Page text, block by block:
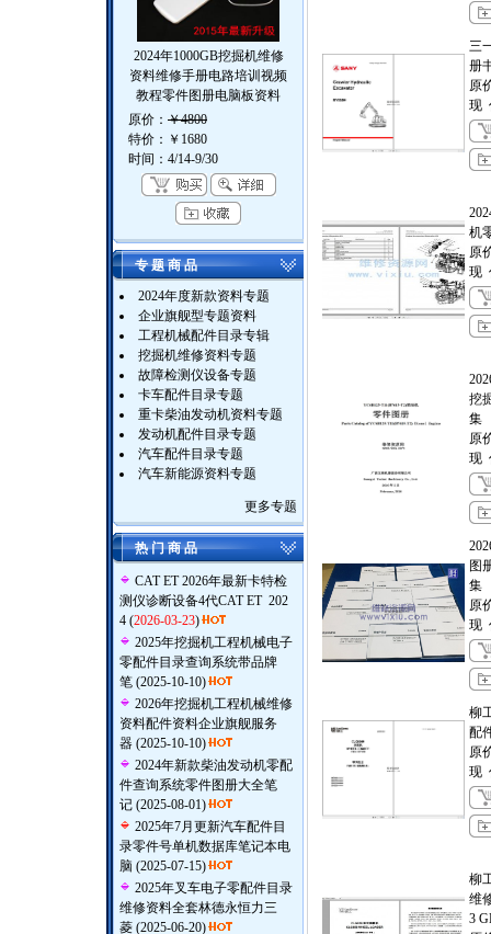
2024年1000GB挖掘机维修
资料维修手册电路培训视频
教程零件图册电脑板资料
原价： ￥4800
特价： ￥1680
时间：4/14-9/30
专 题 商 品
2024年度新款资料专题
企业旗舰型专题资料
工程机械配件目录专辑
挖掘机维修资料专题
故障检测仪设备专题
卡车配件目录专题
重卡柴油发动机资料专题
发动机配件目录专题
汽车配件目录专题
汽车新能源资料专题
更多专题
热 门 商 品
CAT ET 2026年最新卡特检
测仪诊断设备4代CAT ET 202
4 (2026-03-23)
2025年挖掘机工程机械电子
零配件目录查询系统带品牌
笔 (2025-10-10)
2026年挖掘机工程机械维修
资料配件资料企业旗舰服务
器 (2025-10-10)
2024年新款柴油发动机零配
件查询系统零件图册大全笔
记 (2025-08-01)
2025年7月更新汽车配件目
录零件号单机数据库笔记本电
脑 (2025-07-15)
2025年叉车电子零配件目录
维修资料全套林德永恒力三
菱 (2025-06-20)
三
册
原
现
机
原
现
挖
集
原
现
图
集
原
现
柳
配
原
现
柳
维
3